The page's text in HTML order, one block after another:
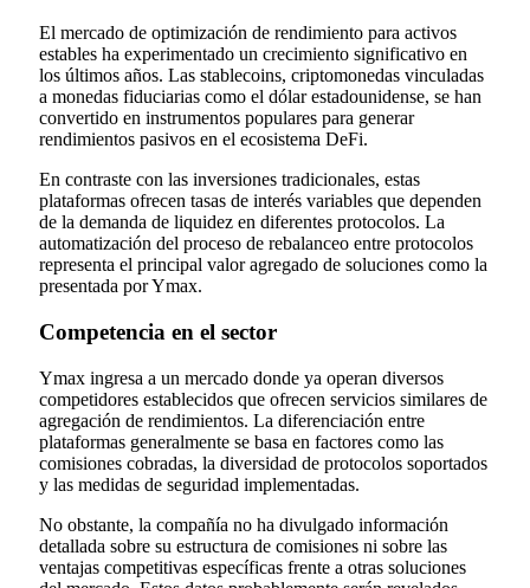
El mercado de optimización de rendimiento para activos
estables ha experimentado un crecimiento significativo en
los últimos años. Las stablecoins, criptomonedas vinculadas
a monedas fiduciarias como el dólar estadounidense, se han
convertido en instrumentos populares para generar
rendimientos pasivos en el ecosistema DeFi.
En contraste con las inversiones tradicionales, estas
plataformas ofrecen tasas de interés variables que dependen
de la demanda de liquidez en diferentes protocolos. La
automatización del proceso de rebalanceo entre protocolos
representa el principal valor agregado de soluciones como la
presentada por Ymax.
Competencia en el sector
Ymax ingresa a un mercado donde ya operan diversos
competidores establecidos que ofrecen servicios similares de
agregación de rendimientos. La diferenciación entre
plataformas generalmente se basa en factores como las
comisiones cobradas, la diversidad de protocolos soportados
y las medidas de seguridad implementadas.
No obstante, la compañía no ha divulgado información
detallada sobre su estructura de comisiones ni sobre las
ventajas competitivas específicas frente a otras soluciones